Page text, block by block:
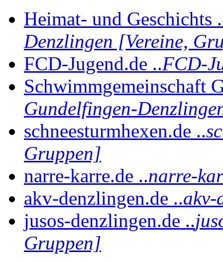
Heimat- und Geschichts
Denzlingen [Vereine,
FCD-Jugend.de ..FCD-
Schwimmgemeinschaft
Gundelfingen-
schneesturmhexen.de ..
Gruppen]
narre-karre.de ..narre-
akv-denzlingen.de ..akv-
jusos-denzlingen.de ..
Gruppen]